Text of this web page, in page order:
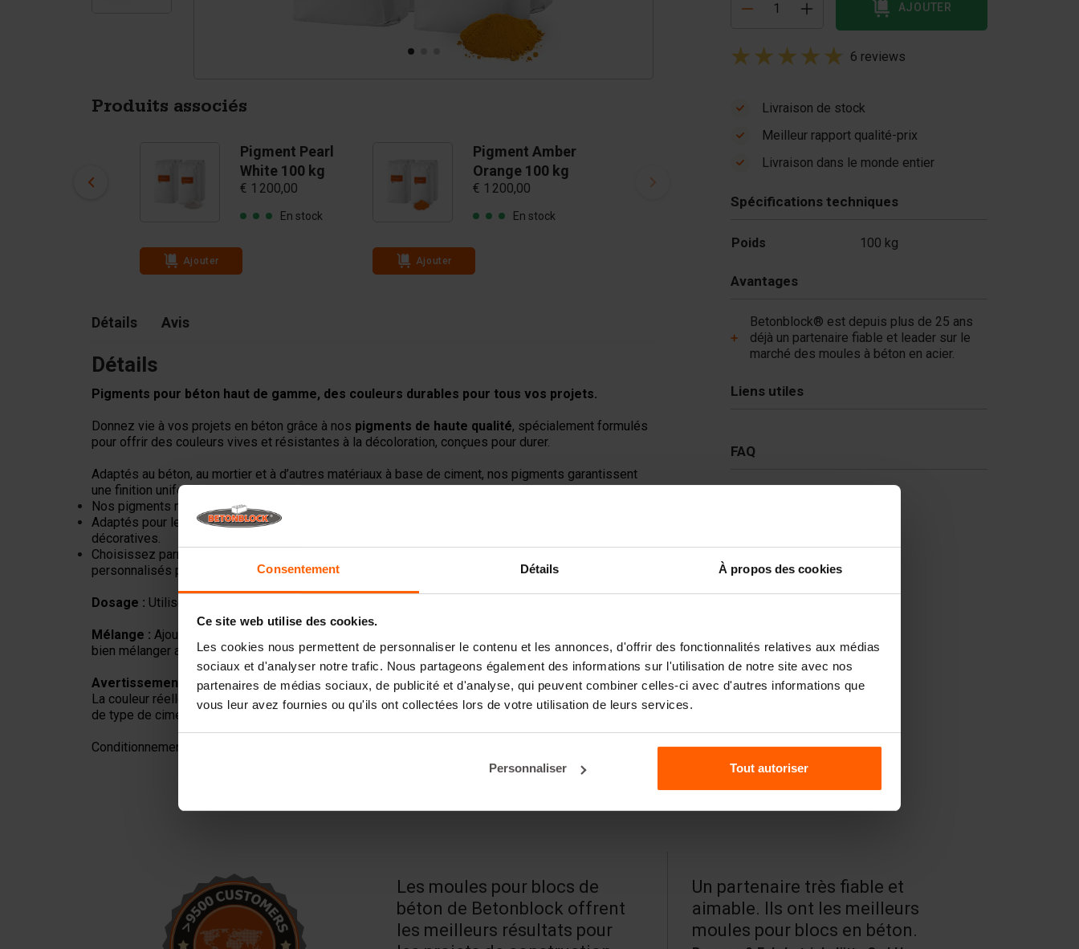
Consentement Détails À propos des cookies
Ce site web utilise des cookies.
Les cookies nous permettent de personnaliser le contenu et les annonces, d'offrir des fonctionnalités relatives aux médias
sociaux et d'analyser notre trafic. Nous partageons également des informations sur l'utilisation de notre site avec nos
partenaires de médias sociaux, de publicité et d'analyse, qui peuvent combiner celles-ci avec d'autres informations que
vous leur avez fournies ou qu'ils ont collectées lors de votre utilisation de leurs services.
Personnaliser Tout autoriser
AJOUTER
6 reviews
Produits associés
Pigment Pearl
White 100 kg
€ 1 200,00
En stock
Ajouter
Pigment Amber
Orange 100 kg
€ 1 200,00
En stock
Ajouter
Détails Avis
Détails
Pigments pour béton haut de gamme, des couleurs durables pour tous vos projets.
Donnez vie à vos projets en béton grâce à nos pigments de haute qualité, spécialement formulés
pour offrir des couleurs vives et résistantes à la décoloration, conçues pour durer.
Adaptés au béton, au mortier et à d’autres matériaux à base de ciment, nos pigments garantissent
une finition uniforme et durable.
Nos pigments minéraux sont conçus pour des résultats longue durée.
Adaptés pour le béton prêt à l’emploi, les éléments préfabriqués, le béton imprimé et les finitions
décoratives.
Choisissez parmi des tons naturels, des couleurs modernes et audacieuses ou des mélanges
personnalisés pour obtenir le rendu souhaité.
Dosage : Utilisez
Mélange : Ajoutez le pigment directement au mélange pour obtenir les meilleurs résultats. Veillez à
bien mélanger afin d’assurer une répartition homogène de la couleur.
Avertissement :
La couleur réelle du produit peut légèrement varier par rapport au nuancier en raison des différences
de type de ciment, de granulats, de teneur en eau et des conditions de cure.
Conditionnement en kg: 1, 10, 25, 100
Livraison de stock
Meilleur rapport qualité-prix
Livraison dans le monde entier
Spécifications techniques
Poids 100 kg
Avantages
Betonblock® est depuis plus de 25 ans
déjà un partenaire fiable et leader sur le
marché des moules à béton en acier.
Liens utiles
FAQ
Nous commençons la
production de blocs en béton.
Avec les moules de
Les moules pour blocs de
béton de Betonblock offrent
les meilleurs résultats pour
Un partenaire très fiable et
aimable. Ils ont les meilleurs
moules pour blocs en béton.